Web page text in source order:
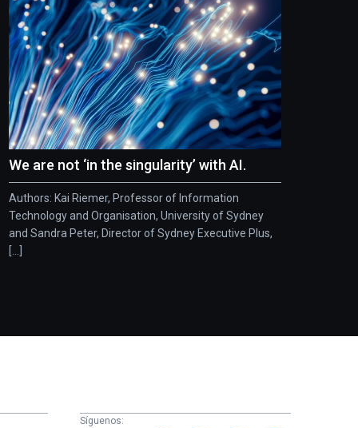
We are not ‘in the singularity’ with AI.
Authors: Kai Riemer, Professor of Information
Technology and Organisation, University of Sydney
and Sandra Peter, Director of Sydney Executive Plus,
[...]
Síguenos: